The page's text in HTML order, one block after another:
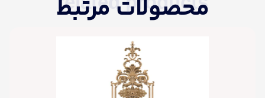
محصولات مرتبط